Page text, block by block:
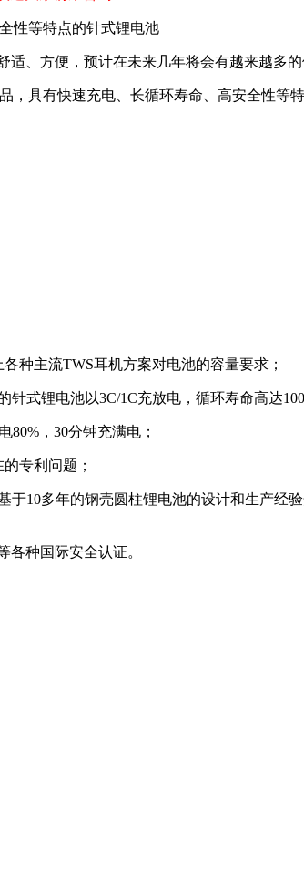
性等特点的针式锂电池
、方便，预计在未来几年将会有越来越多
具有快速充电、长循环寿命、高安全性等
种主流TWS耳机方案对电池的容量要求；
式锂电池以3C/1C充放电，循环寿命高达
80%，30分钟充满电；
专利问题；
10多年的钢壳圆柱锂电池的设计和生产经
各种国际安全认证。